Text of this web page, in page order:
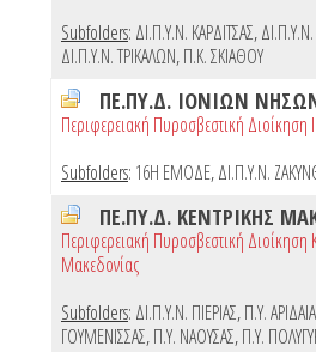
Subfolders: ΔΙ.Π.Υ.Ν. ΚΑΡΔΙΤΣΑΣ,
ΔΙ.Π.Υ.Ν. ΤΡΙΚΑΛΩΝ,Π.Κ. ΣΚΙΑΘΟΥ
ΠΕ.ΠΥ.Δ. ΙΟΝΙΩΝ
Περιφερειακή Πυροσβεστική Διοίκηση
Subfolders: 16Η ΕΜΟΔΕ,ΔΙ.Π.Υ.Ν.
ΠΕ.ΠΥ.Δ. ΚΕΝΤΡΙΚΗΣ
Περιφερειακή Πυροσβεστική Διοίκηση
Μακεδονίας
Subfolders: ΔΙ.Π.Υ.Ν. ΠΙΕΡΙΑΣ,Π.Υ.
ΓΟΥΜΕΝΙΣΣΑΣ,Π.Υ. ΝΑΟΥΣΑΣ,Π.Υ.